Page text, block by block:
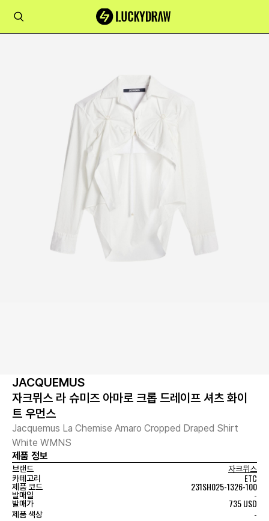
JACQUEMUS
자크뮈스 라 슈미즈 아마로 크롭 드레이프 셔츠 화이
트 우먼스
Jacquemus La Chemise Amaro Cropped Draped Shirt
White WMNS
제품 정보
브랜드
자크뮈스
카테고리
ETC
제품 코드 231SH025-1326-100
발매일 -
발매가 735 USD
제품 색상 -